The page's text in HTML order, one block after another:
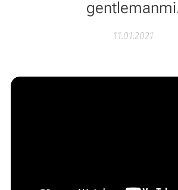
11.01.2021